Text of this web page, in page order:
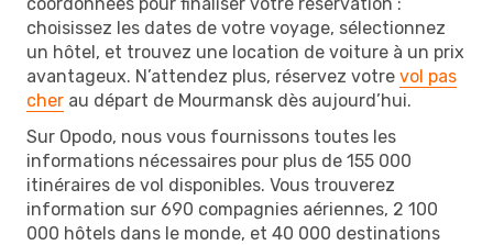
choisissez les dates de votre voyage, sélectionnez
un hôtel, et trouvez une location de voiture à un prix
avantageux. N’attendez plus, réservez votre vol pas
cher au départ de Mourmansk dès aujourd’hui.
Sur Opodo, nous vous fournissons toutes les
informations nécessaires pour plus de 155 000
itinéraires de vol disponibles. Vous trouverez
information sur 690 compagnies aériennes, 2 100
000 hôtels dans le monde, et 40 000 destinations